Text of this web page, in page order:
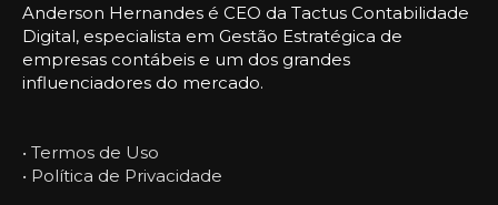
Anderson Hernandes é CEO da Tactus Contabilidade
Digital, especialista em Gestão Estratégica de
empresas contábeis e um dos grandes
influenciadores do mercado.
• Termos de Uso
• Política de Privacidade